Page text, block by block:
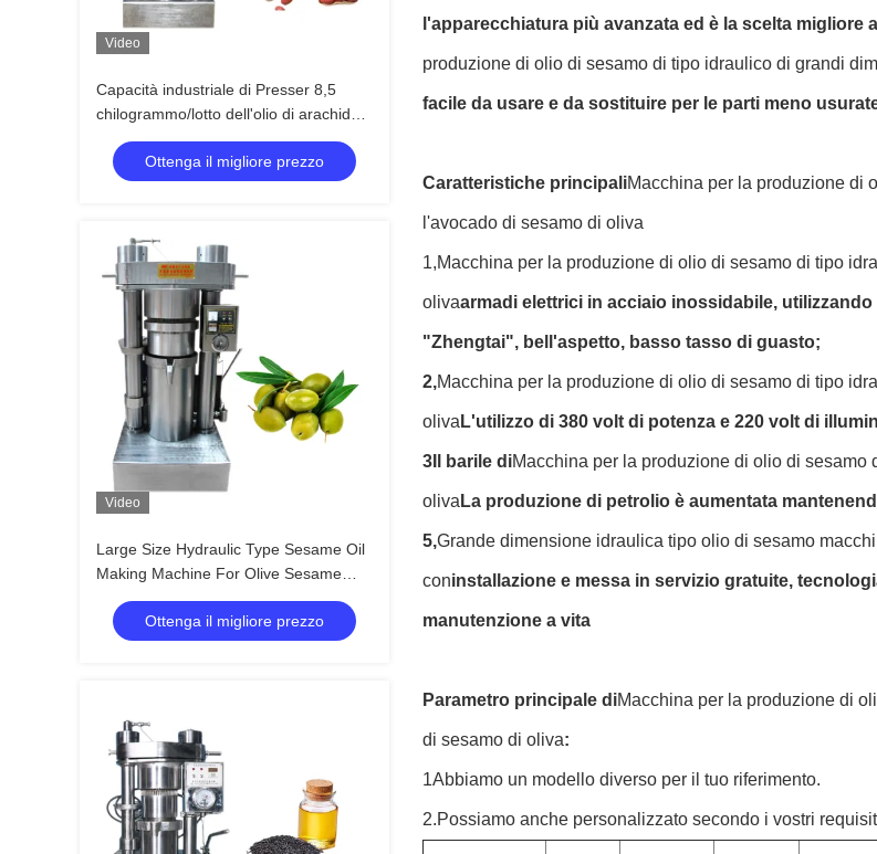
Video
Capacità industriale di Presser 8,5
chilogrammo/lotto dell'olio di arachide
della macchina della stampa di olio
idraulicoOttenga il migliore prezzo
Video
Large Size Hydraulic Type Sesame Oil
Making Machine For Olive Sesame
Avocado
Ottenga il migliore prezzo
l'apparecchiatura più avanzata ed è la scelta
produzione di olio di sesamo di tipo idraulico di grandi
facile da usare e da sostituire per le parti meno
Caratteristiche principaliMacchina per la produzione di
l'avocado di sesamo di oliva
1,Macchina per la produzione di olio di sesamo di tipo
olivaarmadi elettrici in acciaio inossidabile,
"Zhengtai", bell'aspetto, basso tasso di guasto;
2,Macchina per la produzione di olio di sesamo di tipo
oliva L'utilizzo di 380 volt di potenza e 220 volt di
3Il barile diMacchina per la produzione di olio di
oliva La produzione di petrolio è aumentata
5,Grande dimensione idraulica tipo olio di sesamo
coninstallazione e messa in servizio gratuite,
manutenzione a vita
Parametro principale diMacchina per la produzione di
di sesamo di oliva:
1Abbiamo un modello diverso per il tuo riferimento.
2.Possiamo anche personalizzato secondo i vostri